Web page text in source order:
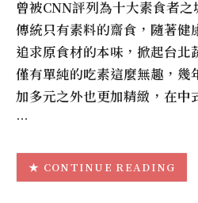
曾被CNN評列為十大素食者
傳統只有素料的齋食，隨著健
追求原食材的本味，掀起台北
僅有單純的吃素這麼無趣，幾
加多元之外也更加精緻，在中
…
CONTINUE READING